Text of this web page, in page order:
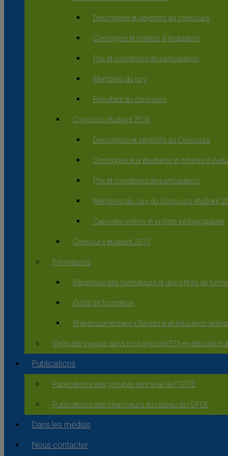
Description et objectifs du concours
Consignes et critères d’évaluation
Prix et conditions de participation
Membres du jury
Résultats du concours
Concours étudiant 2016
Description et objectifs du Concours
Consignes aux étudiants et critères
Prix et conditions de participation
Membres du Jury du Concours étudiant
Capsules vidéos et projets pédagogiques
Concours étudiant 2015
Formations
Répertoire des formateurs et des offres de
Outils de formation
Webdocumentaire « Racisme et éducation
Veille des travaux dans le champ de l’EDI en éducation
Publications
Publications des groupes de travail de l’OFDE
Publications des chercheurs du réseau de l’OFDE
Dans les médias
Nous contacter